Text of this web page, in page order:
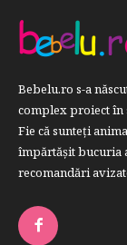
Bebelu.ro s-a
complex proiect în
Fie că sunteţi
împărtăşit bucuria
recomandări